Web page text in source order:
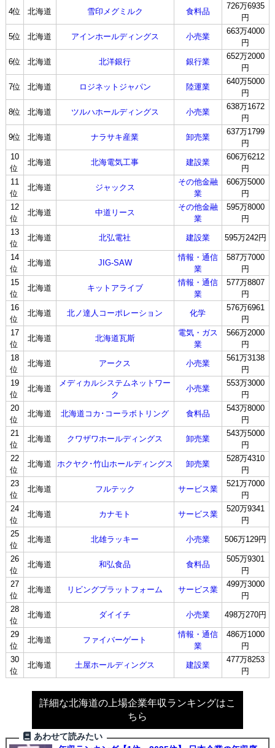
4位 北海道 雪印メグミルク 食料品
726万6935
円
5位 北海道 アインホールディングス 小売業
663万4000
円
6位 北海道 北洋銀行 銀行業
652万2000
円
7位 北海道 ロジネットジャパン 陸運業
640万5000
円
8位 北海道 ツルハホールディングス 小売業
638万1672
円
9位 北海道 ナラサキ産業 卸売業
637万1799
円
10
位
北海道 北海電気工事 建設業
606万6212
円
11
位
北海道 ジャックス
その他金融
業
606万5000
円
12
位
北海道 中道リース
その他金融
業
595万8000
円
13
位
北海道 北弘電社 建設業 595万242円
14
位
北海道 JIG-SAW
情報・通信
業
587万7000
円
15
位
北海道 キットアライブ
情報・通信
業
577万8807
円
16
位
北海道 北ノ達人コーポレーション 化学
576万6961
円
17
位
北海道 北海道瓦斯
電気・ガス
業
566万2000
円
18
位
北海道 アークス 小売業
561万3138
円
19
位
北海道
メディカルシステムネットワー
ク
小売業
553万3000
円
20
位
北海道 北海道コカ･コーラボトリング 食料品
543万8000
円
21
位
北海道 クワザワホールディングス 卸売業
543万5000
円
22
位
北海道 ホクヤク･竹山ホールディングス 卸売業
528万4310
円
23
位
北海道 フルテック サービス業
521万7000
円
24
位
北海道 カナモト サービス業
520万9341
円
25
位
北海道 北雄ラッキー 小売業 506万129円
26
位
北海道 和弘食品 食料品
505万9301
円
27
位
北海道 リビングプラットフォーム サービス業
499万3000
円
28
位
北海道 ダイイチ 小売業 498万270円
29
位
北海道 ファイバーゲート
情報・通信
業
486万1000
円
30
位
北海道 土屋ホールディングス 建設業
477万8253
円
詳細な北海道の上場企業年収ランキングはこ
ちら
あわせて読みたい